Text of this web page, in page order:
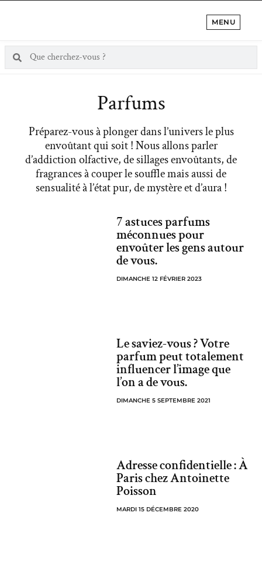
MENU
Parfums
Préparez-vous à plonger dans l’univers le plus
envoûtant qui soit ! Nous allons parler
d’addiction olfactive, de sillages envoûtants, de
fragrances à couper le souffle mais aussi de
sensualité à l’état pur, de mystère et d’aura !
7 astuces parfums
méconnues pour
envoûter les gens autour
de vous.
DIMANCHE 12 FÉVRIER 2023
Le saviez-vous ? Votre
parfum peut totalement
influencer l’image que
l’on a de vous.
DIMANCHE 5 SEPTEMBRE 2021
Adresse confidentielle : À
Paris chez Antoinette
Poisson
MARDI 15 DÉCEMBRE 2020